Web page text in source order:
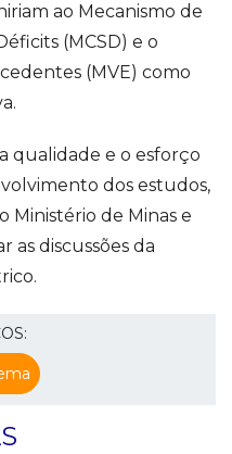
ao Mecanismo de
(MCSD) e o
(MVE) como
qualidade e o esforço
dos estudos,
Ministério de Minas e
as discussões da